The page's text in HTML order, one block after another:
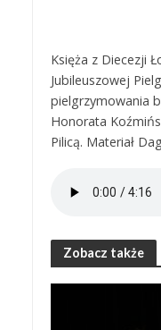
Księża z Diecezji
Jubileuszowej
pielgrzymowania
Honorata
Pilicą. Materiał
Zobacz także